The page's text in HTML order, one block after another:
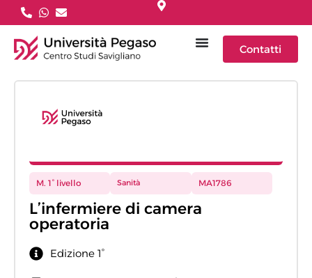
Contatti
M. 1° livello Sanità MA1786
L’infermiere di camera
operatoria
Edizione 1°